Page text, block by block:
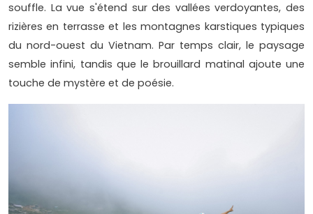
souffle. La vue s'étend sur des vallées verdoyantes, des
rizières en terrasse et les montagnes karstiques typiques
du nord-ouest du Vietnam. Par temps clair, le paysage
semble infini, tandis que le brouillard matinal ajoute une
touche de mystère et de poésie.